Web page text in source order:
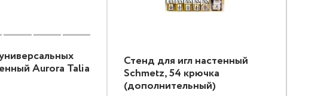
Aurora Talia
Стенд для игл настенный
Schmetz, 54 крючка
(дополнительный)